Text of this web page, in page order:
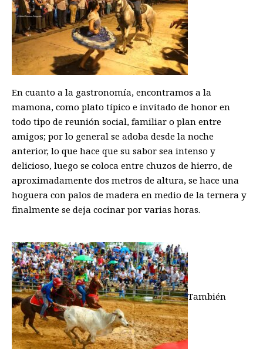
En cuanto a la gastronomía, encontramos a la
mamona, como plato típico e invitado de honor en
todo tipo de reunión social, familiar o plan entre
amigos; por lo general se adoba desde la noche
anterior, lo que hace que su sabor sea intenso y
delicioso, luego se coloca entre chuzos de hierro, de
aproximadamente dos metros de altura, se hace una
hoguera con palos de madera en medio de la ternera y
finalmente se deja cocinar por varias horas.
También